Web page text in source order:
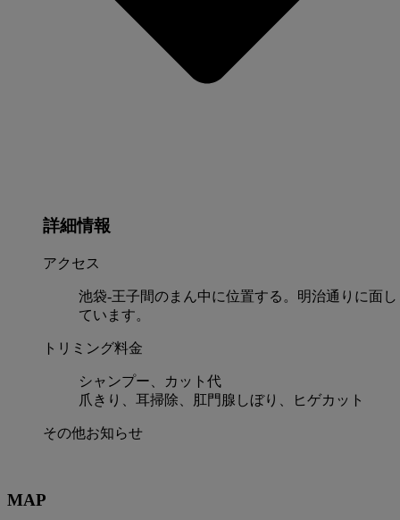
詳細情報
アクセス
池袋-王子間のまん中に位置する。明治通りに面し
ています。
トリミング料金
シャンプー、カット代
爪きり、耳掃除、肛門腺しぼり、ヒゲカット
その他お知らせ
MAP